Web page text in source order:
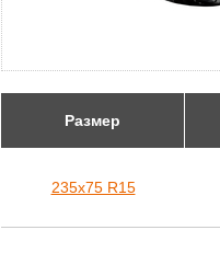
Размер
235х75 R15